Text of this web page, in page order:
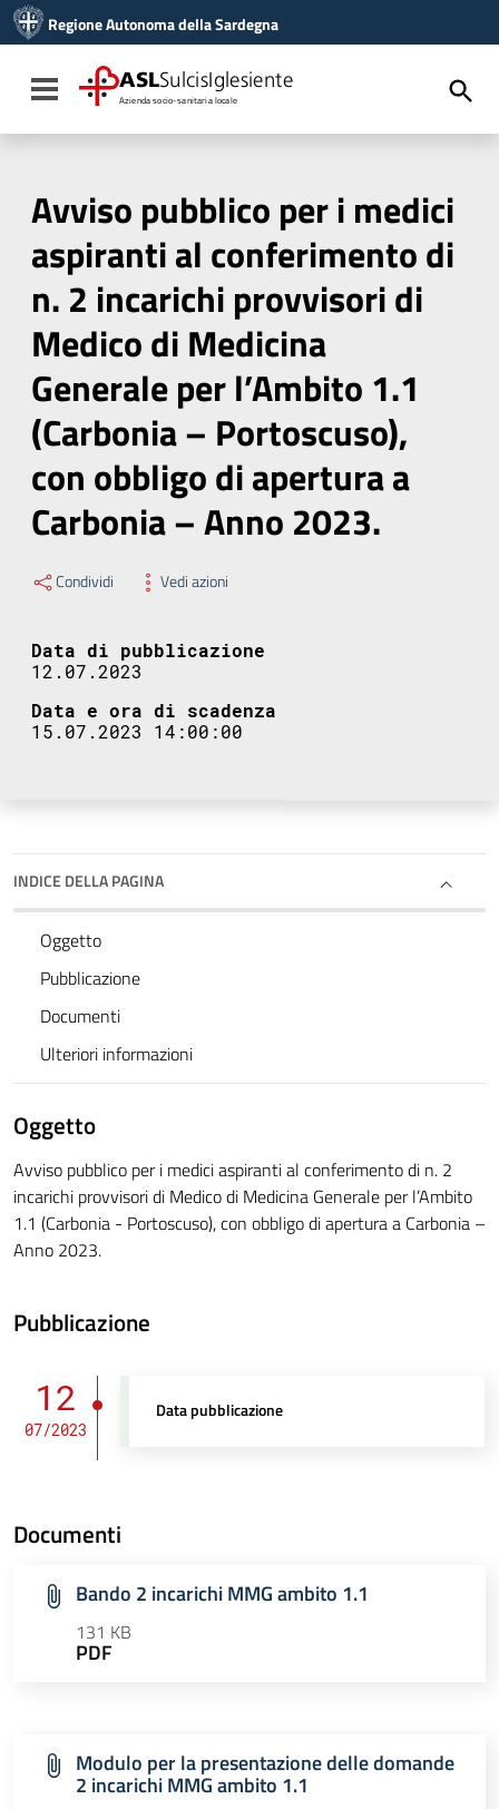
Vai al menu di navigazione
Vai al footer
Regione Autonoma della Sardegna
Toggle navigation
ASLSulcisIglesiente
Azienda socio-sanitaria locale
Avviso pubblico per i medici
aspiranti al conferimento di
n. 2 incarichi provvisori di
Medico di Medicina
Generale per l’Ambito 1.1
(Carbonia – Portoscuso),
con obbligo di apertura a
Carbonia – Anno 2023.
Condividi Vedi azioni
Data di pubblicazione
12.07.2023
Data e ora di scadenza
15.07.2023 14:00:00
INDICE DELLA PAGINA
Oggetto
Pubblicazione
Documenti
Ulteriori informazioni
Oggetto
Avviso pubblico per i medici aspiranti al conferimento di n. 2
incarichi provvisori di Medico di Medicina Generale per l’Ambito
1.1 (Carbonia - Portoscuso), con obbligo di apertura a Carbonia –
Anno 2023.
Pubblicazione
12
07/2023
Data pubblicazione
Documenti
Bando 2 incarichi MMG ambito 1.1
131 KB
PDF
Modulo per la presentazione delle domande
2 incarichi MMG ambito 1.1